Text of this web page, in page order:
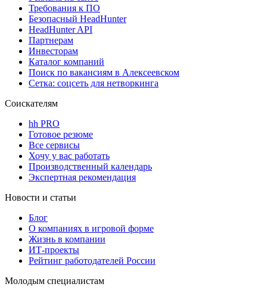
Требования к ПО
Безопасный HeadHunter
HeadHunter API
Партнерам
Инвесторам
Каталог компаний
Поиск по вакансиям в Алексеевском
Сетка: соцсеть для нетворкинга
Соискателям
hh PRO
Готовое резюме
Все сервисы
Хочу у вас работать
Производственный календарь
Экспертная рекомендация
Новости и статьи
Блог
О компаниях в игровой форме
Жизнь в компании
ИТ-проекты
Рейтинг работодателей России
Молодым специалистам